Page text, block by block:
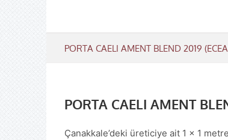
PORTA CAELI AMENT BLEND 2019
PORTA CAELI AMENT
Çanakkale’deki üreticiye ait 1 x 1